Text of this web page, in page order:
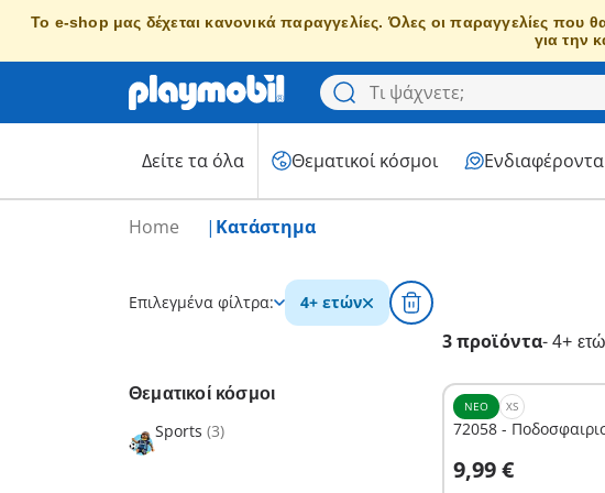
Το e-shop μας δέχεται κανονικά παραγγελίες. Όλες οι παραγγελίες που
για την
Δείτε τα όλα Θεματικοί κόσμοι Ενδιαφέροντα
Home Κατάστημα
Επιλεγμένα φίλτρα: 4+ ετών
3 προϊόντα- 4+
Θεματικοί κόσμοι
Sports (3)
ΝΈΟ XS
72058 -
9,99 €Στο καλάθι